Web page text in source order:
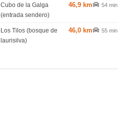
Cubo de la Galga
(entrada sendero)
46,9 km 54 min
Los Tilos (bosque de
laurisilva)
46,0 km 55 min